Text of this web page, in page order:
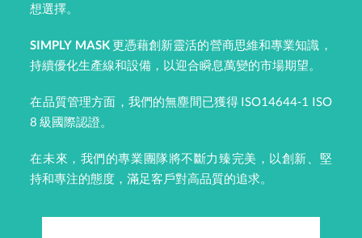
想選擇。
SIMPLY MASK更憑藉創新靈活的營商思維和專業知識，
持續優化生產線和設備，以迎合瞬息萬變的市場期望。
在品質管理方面，我們的無塵間已獲得 ISO14644-1 ISO
8 級國際認證。
在未來，我們的專業團隊將不斷力臻完美，以創新、堅
持和專注的態度，滿足客戶對高品質的追求。